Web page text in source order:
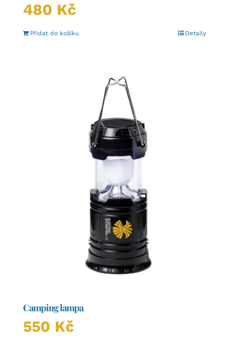
480 Kč
Přidat do košíku Detaily
Camping lampa
550 Kč